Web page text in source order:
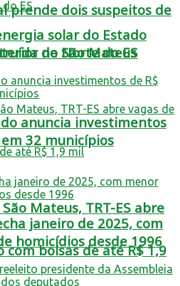
prende dois suspeitos de
de São Mateus
Mateus, TRT-ES abre
com bolsas de até R$ 1,9
solar do Estado
no Norte do ES
anuncia investimentos
32 municípios
janeiro de 2025, com
homicídios desde 1996